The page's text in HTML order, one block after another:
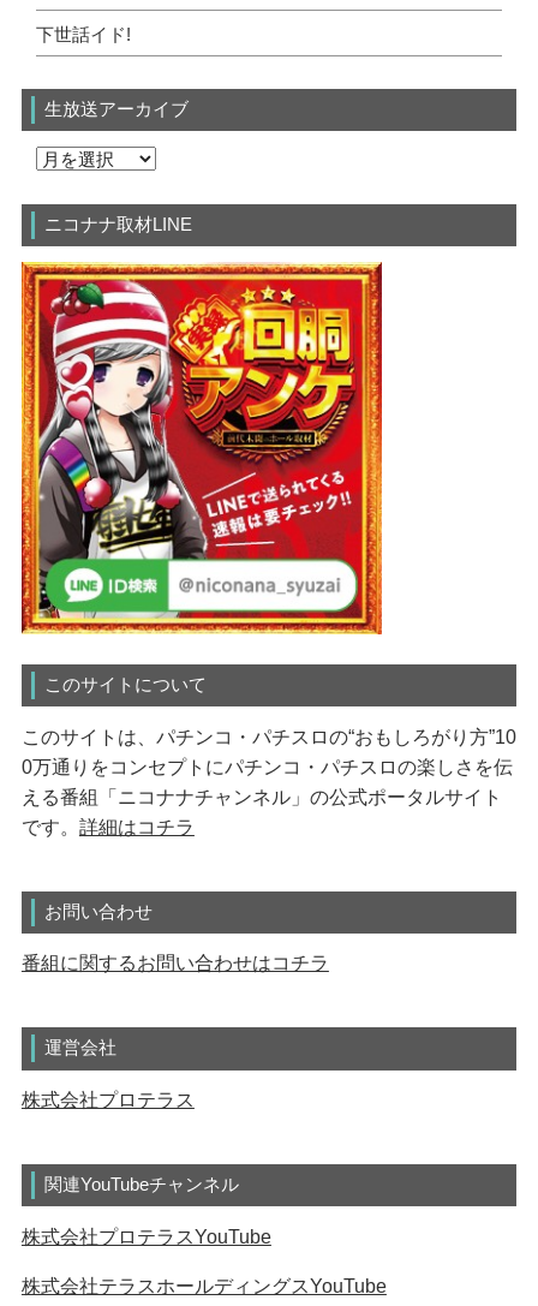
下世話イド!
生放送アーカイブ
ニコナナ取材LINE
このサイトについて
このサイトは、パチンコ・パチスロの“おもしろがり方”10
0万通りをコンセプトにパチンコ・パチスロの楽しさを伝
える番組「ニコナナチャンネル」の公式ポータルサイト
です。 詳細はコチラ
お問い合わせ
番組に関するお問い合わせはコチラ
運営会社
株式会社プロテラス
関連YouTubeチャンネル
株式会社プロテラスYouTube
株式会社テラスホールディングスYouTube